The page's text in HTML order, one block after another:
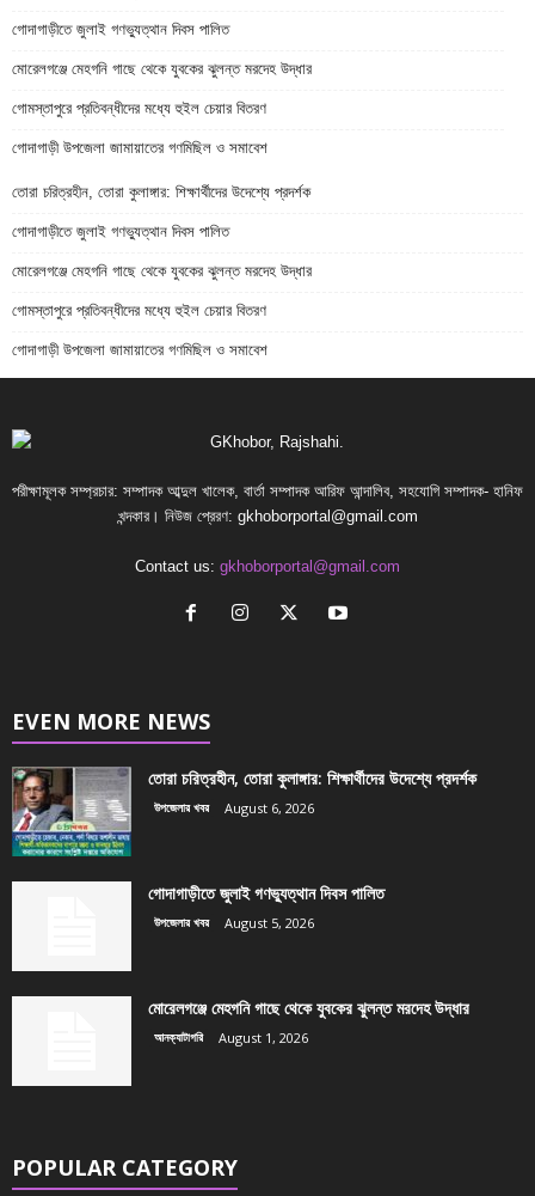
গোদাগাড়ীতে জুলাই গণভ্যুত্থান দিবস পালিত
মোরেলগঞ্জে মেহগনি গাছে থেকে যুবকের ঝুলন্ত মরদেহ উদ্ধার
গোমস্তাপুরে প্রতিবন্ধীদের মধ্যে হুইল চেয়ার বিতরণ
গোদাগাড়ী উপজেলা জামায়াতের গণমিছিল ও সমাবেশ
তোরা চরিত্রহীন, তোরা কুলাঙ্গার: শিক্ষার্থীদের উদেশ্যে প্রদর্শক
গোদাগাড়ীতে জুলাই গণভ্যুত্থান দিবস পালিত
মোরেলগঞ্জে মেহগনি গাছে থেকে যুবকের ঝুলন্ত মরদেহ উদ্ধার
গোমস্তাপুরে প্রতিবন্ধীদের মধ্যে হুইল চেয়ার বিতরণ
গোদাগাড়ী উপজেলা জামায়াতের গণমিছিল ও সমাবেশ
পরীক্ষামূলক সম্প্রচার: সম্পাদক আব্দুল খালেক, বার্তা সম্পাদক আরিফ আন্দালিব, সহযোগি সম্পাদক- হানিফ
খন্দকার। নিউজ প্রেরণ: gkhoborportal@gmail.com
Contact us: gkhoborportal@gmail.com
EVEN MORE NEWS
তোরা চরিত্রহীন, তোরা কুলাঙ্গার: শিক্ষার্থীদের উদেশ্যে প্রদর্শক
উপজেলার খবর August 6, 2026
গোদাগাড়ীতে জুলাই গণভ্যুত্থান দিবস পালিত
উপজেলার খবর August 5, 2026
মোরেলগঞ্জে মেহগনি গাছে থেকে যুবকের ঝুলন্ত মরদেহ উদ্ধার
আনক্যাটাগরি August 1, 2026
POPULAR CATEGORY